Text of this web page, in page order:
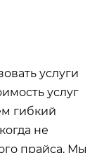
услуги
услуг
гибкий
не
прайса. Мы